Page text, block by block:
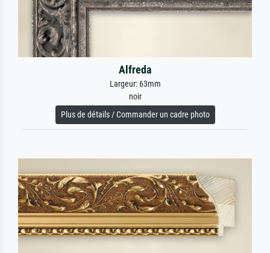
Alfreda
Largeur: 63mm
noir
Plus de détails / Commander un cadre photo